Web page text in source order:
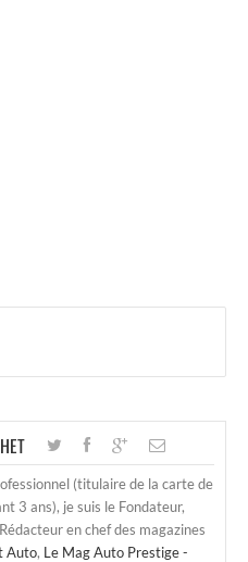
(titulaire de la carte de
3 ans), je suis le Fondateur,
en chef des magazines
Auto, Le Mag Auto Prestige -